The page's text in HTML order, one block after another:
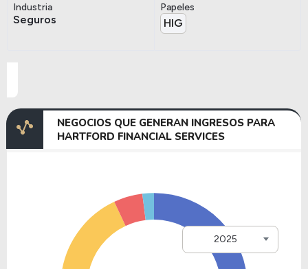
Industria
Seguros
Papeles
HIG
NEGOCIOS QUE GENERAN INGRESOS PARA
HARTFORD FINANCIAL SERVICES
2025